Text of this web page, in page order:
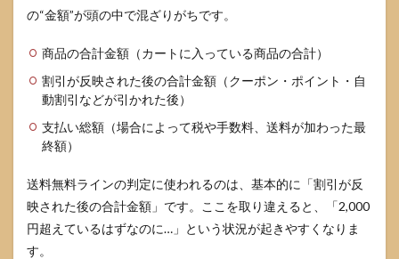
損し
ため
意点
とよ
る質
問
返
品・
返金
の“金額”が頭の中で混ざりがちです。
商品の合計金額（カートに入っている商品の合計）
割引が反映された後の合計金額（クーポン・ポイント・自
動割引などが引かれた後）
支払い総額（場合によって税や手数料、送料が加わった最
終額）
送料無料ラインの判定に使われるのは、基本的に「割引が反
映された後の合計金額」です。ここを取り違えると、「2,000
円超えているはずなのに…」という状況が起きやすくなりま
す。